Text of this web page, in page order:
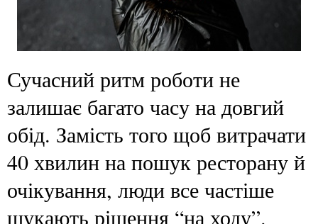
Сучасний ритм роботи не
залишає багато часу на довгий
обід. Замість того щоб витрачати
40 хвилин на пошук ресторану й
очікування, люди все частіше
шукають рішення “на ходу”.